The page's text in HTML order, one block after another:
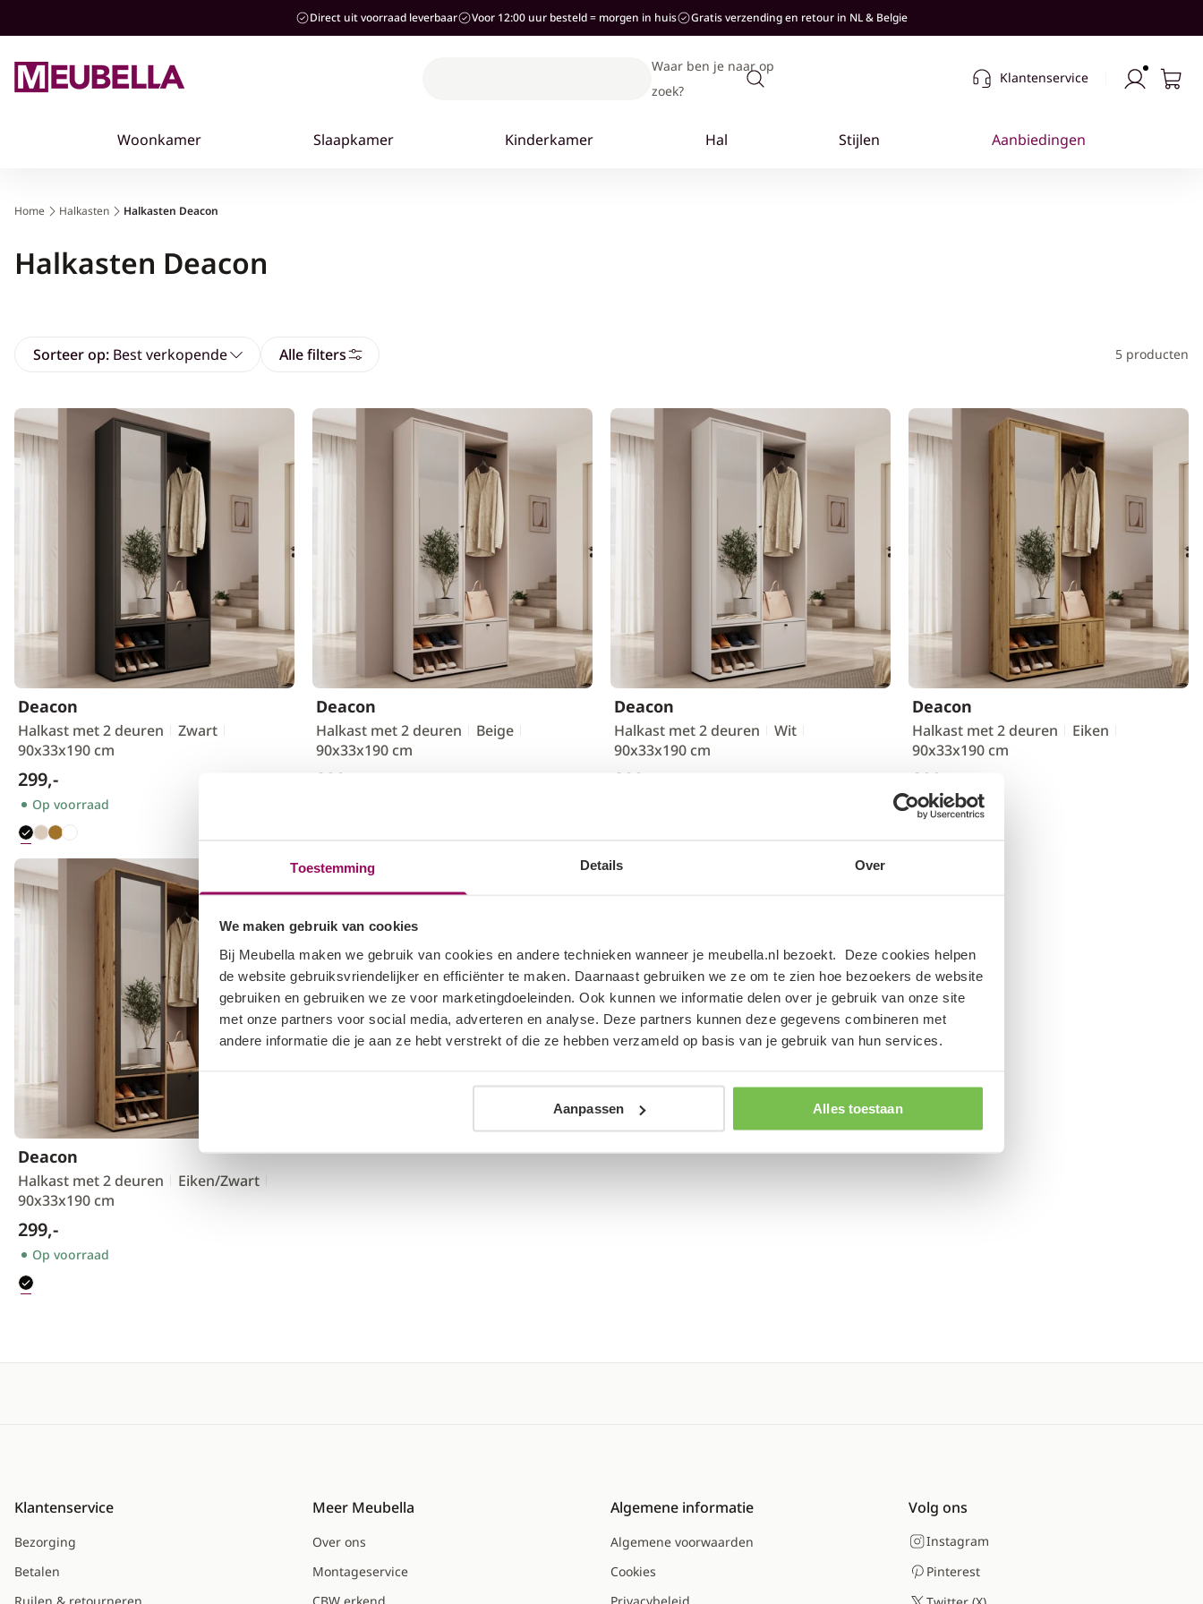
Toestemming Details Over
We maken gebruik van cookies
Bij Meubella maken we gebruik van cookies en andere technieken wanneer je meubella.nl bezoekt. Deze cookies helpen
de website gebruiksvriendelijker en efficiënter te maken. Daarnaast gebruiken we ze om te zien hoe bezoekers de website
gebruiken en gebruiken we ze voor marketingdoeleinden. Ook kunnen we informatie delen over je gebruik van onze site
met onze partners voor social media, adverteren en analyse. Deze partners kunnen deze gegevens combineren met
andere informatie die je aan ze hebt verstrekt of die ze hebben verzameld op basis van je gebruik van hun services.
Aanpassen Alles toestaan
Direct uit voorraad leverbaar Voor 12:00 uur besteld = morgen in huis Gratis verzending en retour in NL & Belgie
Waar ben je naar op
zoek?
Klantenservice
Home Halkasten Halkasten Deacon
Collectie:
Halkasten Deacon
Sorteer op: Best verkopende Alle filters 5 producten
Deacon
Halkast met 2 deuren
Zwart
90x33x190 cm
299,-
Op voorraad
Deacon
Halkast met 2 deuren
Beige
90x33x190 cm
299,-
Deacon
Halkast met 2 deuren
Wit
90x33x190 cm
299,-
Deacon
Halkast met 2 deuren
Eiken
90x33x190 cm
299,-
Op voorraad
Deacon
Halkast met 2 deuren
Eiken/Zwart
90x33x190 cm
299,-
Op voorraad
Klantenservice
Bezorging
Betalen
Meer Meubella
Over ons
Montageservice
Algemene informatie
Algemene voorwaarden
Cookies
Volg ons
Instagram
Pinterest